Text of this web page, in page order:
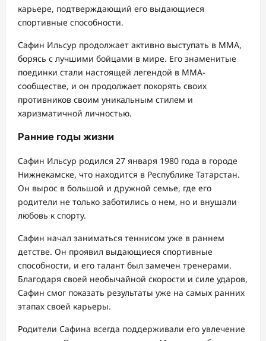
карьере, подтверждающий его выдающиеся
спортивные способности.
Сафин Ильсур продолжает активно выступать в ММА,
борясь с лучшими бойцами в мире. Его знаменитые
поединки стали настоящей легендой в ММА-
сообществе, и он продолжает покорять своих
противников своим уникальным стилем и
харизматичной личностью.
Ранние годы жизни
Сафин Ильсур родился 27 января 1980 года в городе
Нижнекамске, что находится в Республике Татарстан.
Он вырос в большой и дружной семье, где его
родители не только заботились о нем, но и внушали
любовь к спорту.
Сафин начал заниматься теннисом уже в раннем
детстве. Он проявил выдающиеся спортивные
способности, и его талант был замечен тренерами.
Благодаря своей необычайной скорости и силе ударов,
Сафин смог показать результаты уже на самых ранних
этапах своей карьеры.
Родители Сафина всегда поддерживали его увлечение